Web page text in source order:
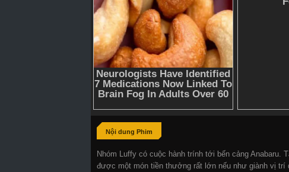
Nội dung Phim
Nhóm Luffy có cuộc hành trính tới bến cảng
được một món tiền thưởng rất lớn nếu như giành vị trí